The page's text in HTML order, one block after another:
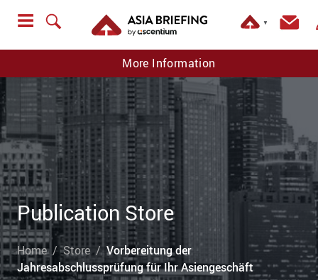
▼
More Information
Publication Store
Home Store
Vorbereitung der
Jahresabschlussprüfung für Ihr Asiengeschäft